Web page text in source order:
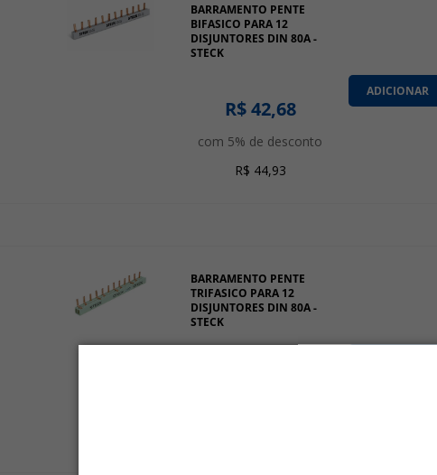
BARRAMENTO PENTE
BIFASICO PARA 12
DISJUNTORES DIN 80A -
STECK
R$ 42,68
com 5% de desconto
R$ 44,93
ADICIONAR
BARRAMENTO PENTE
TRIFASICO PARA 12
DISJUNTORES DIN 80A -
STECK